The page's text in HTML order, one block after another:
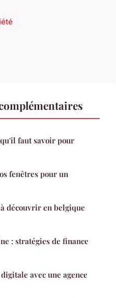
faut savoir pour
fenêtres pour un
découvrir en belgique
: stratégies de finance
avec une agence